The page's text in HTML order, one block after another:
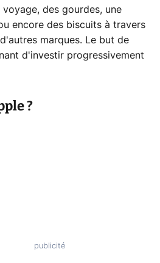
des gourdes, une
encore des biscuits à travers
marques. Le but de
d'investir progressivement
?